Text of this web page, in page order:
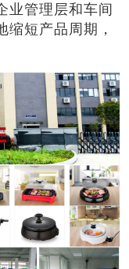
业管理层和车间
短产品周期，